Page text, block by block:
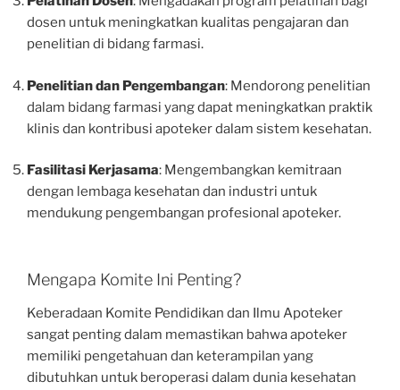
dosen untuk meningkatkan kualitas pengajaran dan
penelitian di bidang farmasi.
Penelitian dan Pengembangan: Mendorong penelitian
dalam bidang farmasi yang dapat meningkatkan praktik
klinis dan kontribusi apoteker dalam sistem kesehatan.
Fasilitasi Kerjasama: Mengembangkan kemitraan
dengan lembaga kesehatan dan industri untuk
mendukung pengembangan profesional apoteker.
Mengapa Komite Ini Penting?
Keberadaan Komite Pendidikan dan Ilmu Apoteker
sangat penting dalam memastikan bahwa apoteker
memiliki pengetahuan dan keterampilan yang
dibutuhkan untuk beroperasi dalam dunia kesehatan